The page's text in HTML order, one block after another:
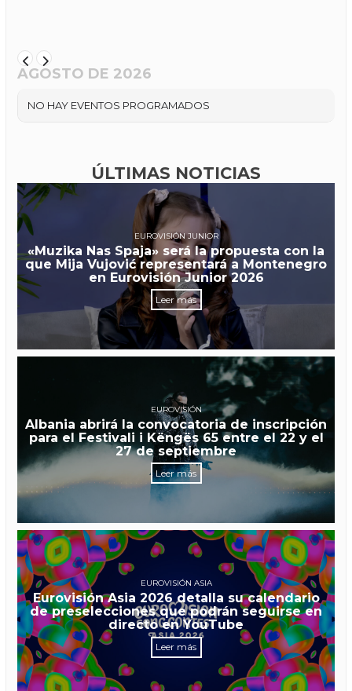
AGOSTO DE 2026
NO HAY EVENTOS PROGRAMADOS
ÚLTIMAS NOTICIAS
EUROVISIÓN JUNIOR
«Muzika Nas Spaja» será la propuesta con la
que Mija Vujović representará a Montenegro
en Eurovisión Junior 2026
Leer más
EUROVISIÓN
Albania abrirá la convocatoria de inscripción
para el Festivali i Këngës 65 entre el 22 y el
27 de septiembre
Leer más
EUROVISIÓN ASIA
Eurovisión Asia 2026 detalla su calendario
de preselecciones que podrán seguirse en
directo en YouTube
Leer más